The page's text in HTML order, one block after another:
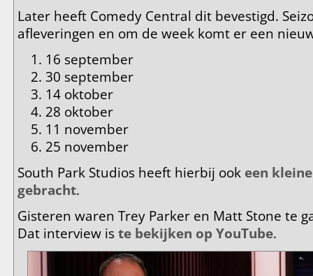
Later heeft Comedy Central dit bevestigd.
afleveringen en om de week komt er een
16 september
30 september
14 oktober
28 oktober
11 november
25 november
South Park Studios heeft hierbij ook een
gebracht.
Gisteren waren Trey Parker en Matt Stone te
Dat interview iste bekijken op YouTube.